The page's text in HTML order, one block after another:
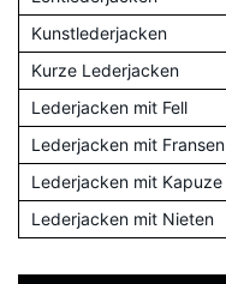
Kunstlederjacken
Kurze Lederjacken
Lederjacken mit Fell
Lederjacken mit Fransen
Lederjacken mit Kapuze
Lederjacken mit Nieten